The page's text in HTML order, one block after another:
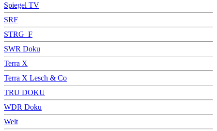
Spiegel TV
SRF
STRG_F
SWR Doku
Terra X
Terra X Lesch & Co
TRU DOKU
WDR Doku
Welt